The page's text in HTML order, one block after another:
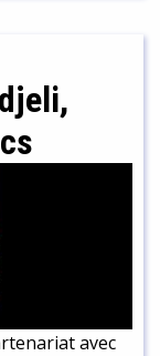
un chapitre
plus loin que
avec